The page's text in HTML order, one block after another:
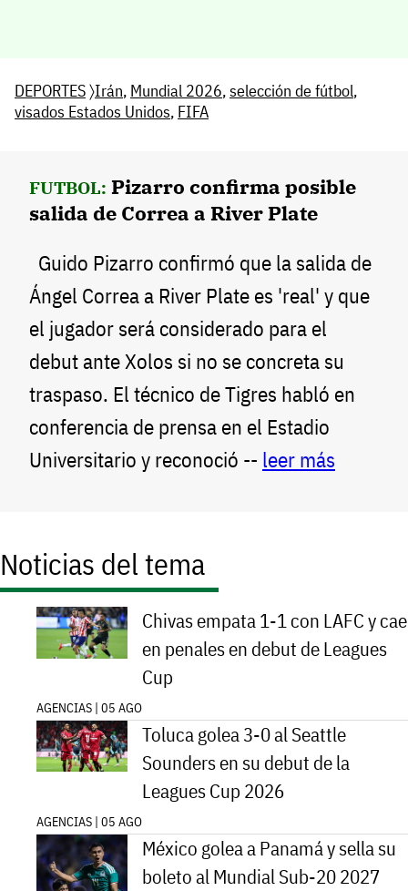
DEPORTES〉Irán, Mundial 2026,selección de fútbol,
visados Estados Unidos, FIFA
FUTBOL: Pizarro confirma posible
salida de Correa a River Plate
Guido Pizarro confirmó que la salida de
Ángel Correa a River Plate es 'real' y que
el jugador será considerado para el
debut ante Xolos si no se concreta su
traspaso. El técnico de Tigres habló en
conferencia de prensa en el Estadio
Universitario y reconoció -- leer más
Noticias del tema
Chivas empata 1-1 con LAFC y cae
en penales en debut de Leagues
Cup
AGENCIAS | 05 AGO
Toluca golea 3-0 al Seattle
Sounders en su debut de la
Leagues Cup 2026
AGENCIAS | 05 AGO
México golea a Panamá y sella su
boleto al Mundial Sub-20 2027